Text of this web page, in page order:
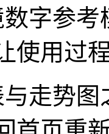
字参
使用过
走势